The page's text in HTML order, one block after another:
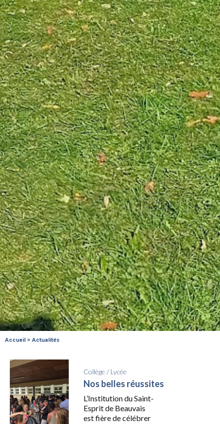
Accueil > Actualités
Collège / Lycée
Nos belles réussites
L’Institution du Saint-
Esprit de Beauvais
est fière de célébrer